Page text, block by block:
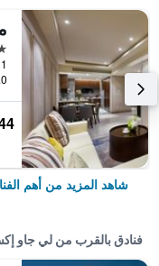
5 نجوم
0.0
شاهد المزيد من أهم
فنادق بالقرب من لي جاو